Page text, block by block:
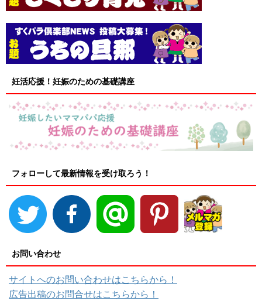
妊活応援！妊娠のための基礎講座
フォローして最新情報を受け取ろう！
お問い合わせ
サイトへのお問い合わせはこちらから！
広告出稿のお問合せはこちらから！